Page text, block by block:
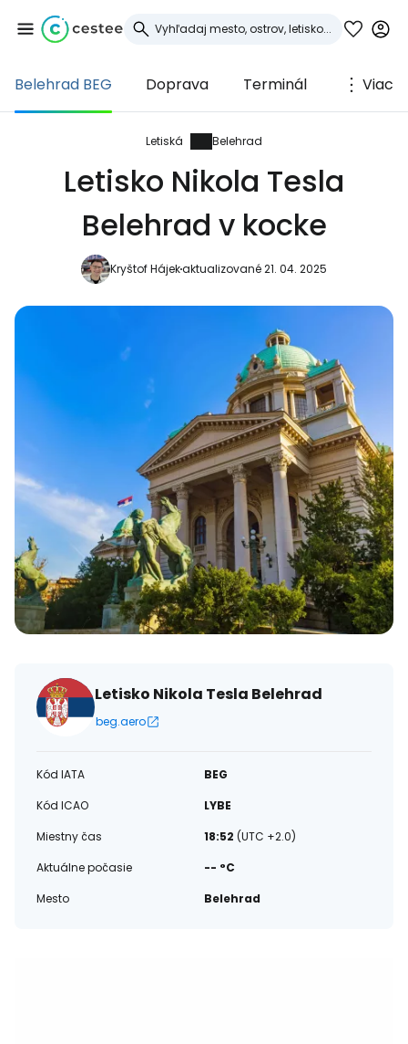
Belehrad BEG Doprava Terminál Viac
Letiská Belehrad
Letisko Nikola Tesla
Belehrad v kocke
Kryštof Hájekaktualizované 21. 04. 2025
Letisko Nikola Tesla Belehrad
beg.aero
Kód IATA
BEG
Kód ICAO
LYBE
Miestny čas
18:52 (UTC +2.0)
Aktuálne počasie
-- °C
Mesto
Belehrad
Prihláste sa do
služby Cestee
... celosvetovej komunity cestovateľov
Pokračovať s e-mailom